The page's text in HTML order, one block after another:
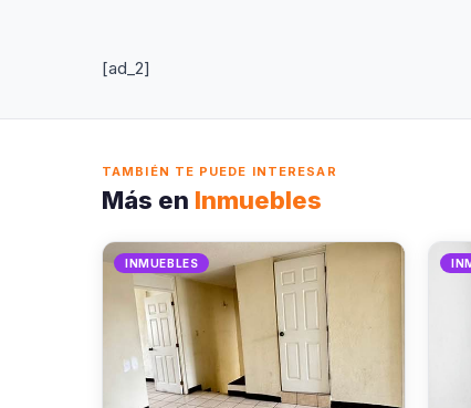
[ad_2]
TAMBIÉN TE PUEDE INTERESAR
Más en Inmuebles
INMUEBLES